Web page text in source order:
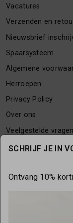
Vacatures
Verzenden en
Nieuwsbrief
Spaarsysteem
Algemene
Herroepen
Privacy Policy
Over ons
Veelgestelde vragen
Contact
SCHRIJF JE IN
Ontvang 10%